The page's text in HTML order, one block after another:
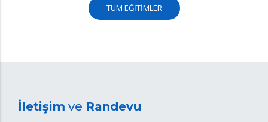
TÜM EĞİTİMLER
İletişim ve Randevu